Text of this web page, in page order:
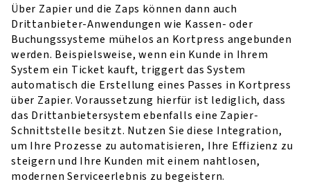
Über Zapier und die Zaps können dann auch
Drittanbieter-Anwendungen wie Kassen- oder
Buchungssysteme mühelos an Kortpress angebunden
werden. Beispielsweise, wenn ein Kunde in Ihrem
System ein Ticket kauft, triggert das System
automatisch die Erstellung eines Passes in Kortpress
über Zapier. Voraussetzung hierfür ist lediglich, dass
das Drittanbietersystem ebenfalls eine Zapier-
Schnittstelle besitzt. Nutzen Sie diese Integration,
um Ihre Prozesse zu automatisieren, Ihre Effizienz zu
steigern und Ihre Kunden mit einem nahtlosen,
modernen Serviceerlebnis zu begeistern.